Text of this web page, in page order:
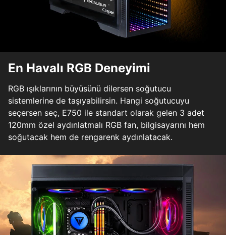
En Havalı RGB Deneyimi
RGB ışıklarının büyüsünü dilersen soğutucu
sistemlerine de taşıyabilirsin. Hangi soğutucuyu
seçersen seç, E750 ile standart olarak gelen 3 adet
120mm özel aydınlatmalı RGB fan, bilgisayarını hem
soğutacak hem de rengarenk aydınlatacak.